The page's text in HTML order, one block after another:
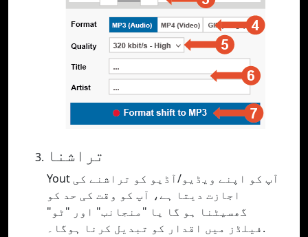
تراشنا
Yout آپ کو اپنے ویڈیو/آڈیو کو تراشنے کی
اجازت دیتا ہے، آپ کو وقت کی حد کو
گھسیٹنا ہو گا یا "منجانب" اور "ٹو"
فیلڈز میں اقدار کو تبدیل کرنا ہوگا۔.